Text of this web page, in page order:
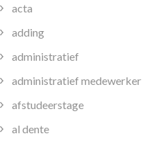
acta
adding
administratief
administratief medewerker
afstudeerstage
al dente